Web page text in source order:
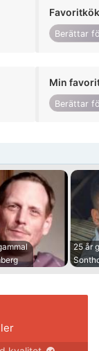
Favoritkök
Berättar
Min
Berättar
25 år